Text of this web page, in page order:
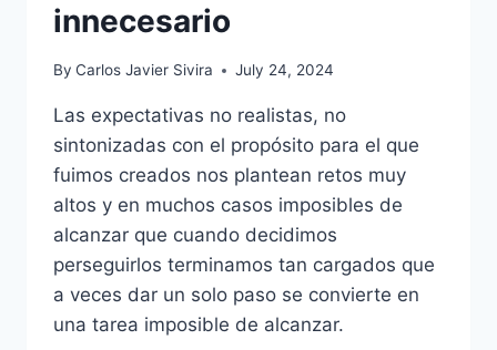
innecesario
By Carlos Javier Sivira July 24, 2024
Las expectativas no realistas, no
sintonizadas con el propósito para el que
fuimos creados nos plantean retos muy
altos y en muchos casos imposibles de
alcanzar que cuando decidimos
perseguirlos terminamos tan cargados que
a veces dar un solo paso se convierte en
una tarea imposible de alcanzar.